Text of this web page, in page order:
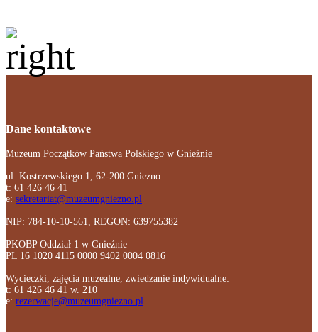
Dane kontaktowe
Muzeum Początków Państwa Polskiego w Gnieźnie
ul. Kostrzewskiego 1, 62-200 Gniezno
t: 61 426 46 41
e: sekretariat@muzeumgniezno.pl
NIP: 784-10-10-561, REGON: 639755382
PKOBP Oddział 1 w Gnieźnie
PL 16 1020 4115 0000 9402 0004 0816
Wycieczki, zajęcia muzealne, zwiedzanie indywidualne:
t: 61 426 46 41 w. 210
e: rezerwacje@muzeumgniezno.pl